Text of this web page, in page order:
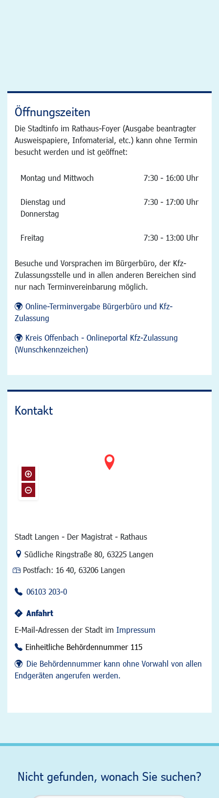
Öffnungszeiten
Die Stadtinfo im Rathaus-Foyer (Ausgabe beantragter
Ausweispapiere, Infomaterial, etc.) kann ohne Termin
besucht werden und ist geöffnet:
Montag und Mittwoch 7:30 - 16:00 Uhr
Dienstag und
Donnerstag
7:30 - 17:00 Uhr
Freitag 7:30 - 13:00 Uhr
Besuche und Vorsprachen im Bürgerbüro, der Kfz-
Zulassungsstelle und in allen anderen Bereichen sind
nur nach Terminvereinbarung möglich.
Online-Terminvergabe Bürgerbüro und Kfz-
Zulassung
Kreis Offenbach - Onlineportal Kfz-Zulassung
(Wunschkennzeichen)
Kontakt
Stadt Langen - Der Magistrat - Rathaus
Link zur Google-Maps Navigation
Südliche Ringstraße 80, 63225 Langen
Postfach: 16 40, 63206 Langen
06103 203-0
Anfahrt
E-Mail-Adressen der Stadt im Impressum
Einheitliche Behördennummer 115
Die Behördennummer kann ohne Vorwahl von allen
Endgeräten angerufen werden.
Nicht gefunden, wonach Sie suchen?